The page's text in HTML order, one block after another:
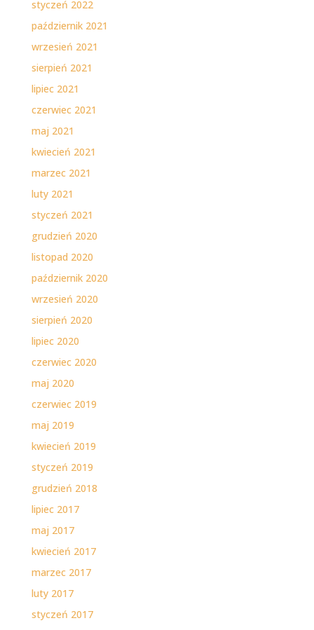
styczeń 2022
październik 2021
wrzesień 2021
sierpień 2021
lipiec 2021
czerwiec 2021
maj 2021
kwiecień 2021
marzec 2021
luty 2021
styczeń 2021
grudzień 2020
listopad 2020
październik 2020
wrzesień 2020
sierpień 2020
lipiec 2020
czerwiec 2020
maj 2020
czerwiec 2019
maj 2019
kwiecień 2019
styczeń 2019
grudzień 2018
lipiec 2017
maj 2017
kwiecień 2017
marzec 2017
luty 2017
styczeń 2017